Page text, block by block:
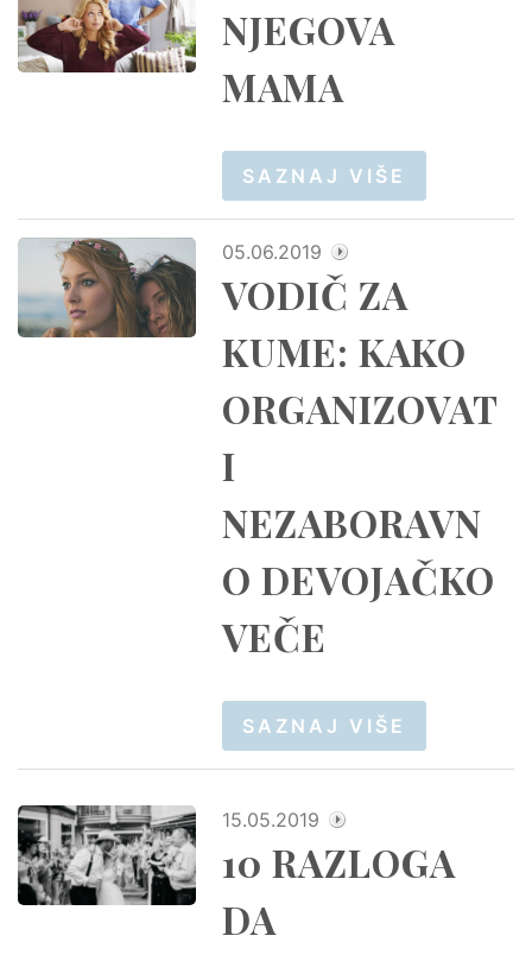
NJEGOVA
MAMA
SAZNAJ VIŠE
05.06.2019
VODIČ ZA
KUME: KAKO
ORGANIZOVAT
I
NEZABORAVN
O DEVOJAČKO
VEČE
SAZNAJ VIŠE
15.05.2019
10 RAZLOGA
DA